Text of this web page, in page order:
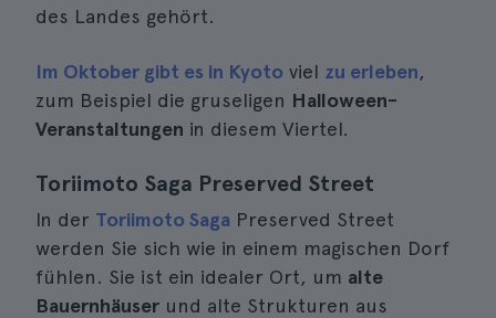
des Landes gehört.
Im Oktober gibt es in Kyoto viel zu erleben,
zum Beispiel die gruseligen Halloween-
Veranstaltungen in diesem Viertel.
Toriimoto Saga Preserved Street
In der Toriimoto Saga Preserved Street
werden Sie sich wie in einem magischen Dorf
fühlen. Sie ist ein idealer Ort, um alte
Bauernhäuser und alte Strukturen aus